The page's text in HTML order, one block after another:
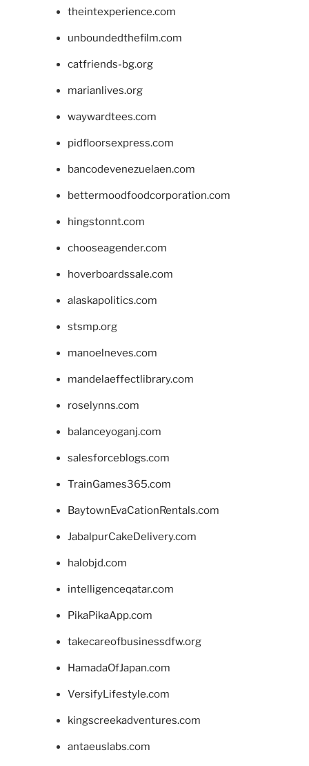
theintexperience.com
unboundedthefilm.com
catfriends-bg.org
marianlives.org
waywardtees.com
pidfloorsexpress.com
bancodevenezuelaen.com
bettermoodfoodcorporation.com
hingstonnt.com
chooseagender.com
hoverboardssale.com
alaskapolitics.com
stsmp.org
manoelneves.com
mandelaeffectlibrary.com
roselynns.com
balanceyoganj.com
salesforceblogs.com
TrainGames365.com
BaytownEvaCationRentals.com
JabalpurCakeDelivery.com
halobjd.com
intelligenceqatar.com
PikaPikaApp.com
takecareofbusinessdfw.org
HamadaOfJapan.com
VersifyLifestyle.com
kingscreekadventures.com
antaeuslabs.com